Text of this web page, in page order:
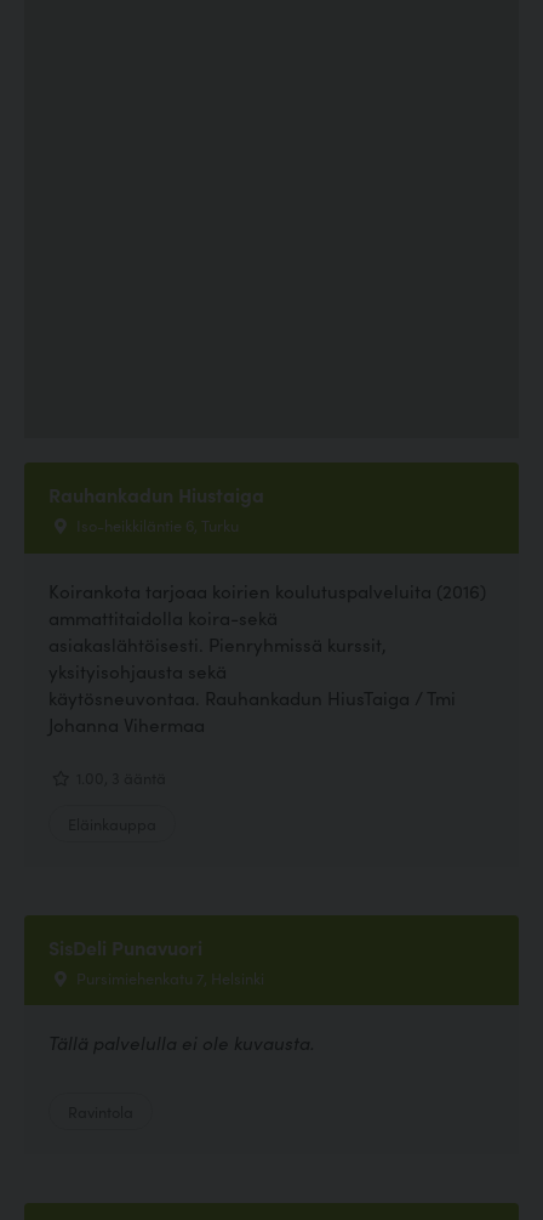
Rauhankadun Hiustaiga
Iso-heikkiläntie 6, Turku
Koirankota tarjoaa koirien koulutuspalveluita (2016)
ammattitaidolla koira-sekä
asiakaslähtöisesti. Pienryhmissä kurssit,
yksityisohjausta sekä
käytösneuvontaa. Rauhankadun HiusTaiga / Tmi
Johanna Vihermaa
SisDeli Punavuori
Pursimiehenkatu 7, Helsinki
Tällä palvelulla ei ole kuvausta.